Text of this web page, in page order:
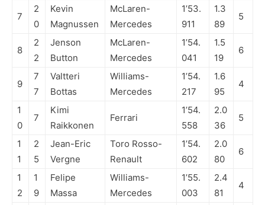
7
2
0
Kevin
Magnussen
McLaren-
Mercedes
1’53.
911
1.3
89
5
8
2
2
Jenson
Button
McLaren-
Mercedes
1’54.
041
1.5
19
6
9
7
7
Valtteri
Bottas
Williams-
Mercedes
1’54.
217
1.6
95
4
1
0
7
Kimi
Raikkonen
Ferrari
1’54.
558
2.0
36
5
1
1
2
5
Jean-Eric
Vergne
Toro Rosso-
Renault
1’54.
602
2.0
80
6
1
2
1
9
Felipe
Massa
Williams-
Mercedes
1’55.
003
2.4
81
4